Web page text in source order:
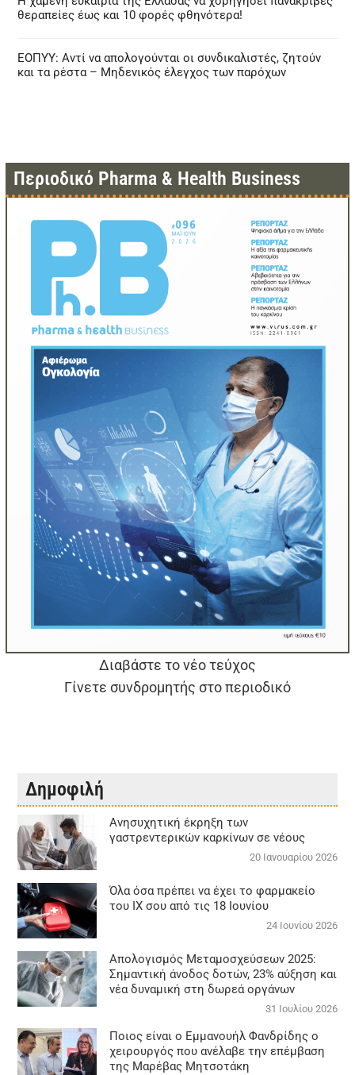
θεραπείες έως και 10 φορές φθηνότερα!
ΕΟΠΥΥ: Αντί να απολογούνται οι συνδικαλιστές, ζητούν
και τα ρέστα – Μηδενικός έλεγχος των παρόχων
Περιοδικό Pharma & Health Business
Διαβάστε το νέο τεύχος
Γίνετε συνδρομητής στο περιοδικό
Δημοφιλή
Aνησυχητική έκρηξη των
γαστρεντερικών καρκίνων σε νέους
20 Ιανουαρίου 2026
Όλα όσα πρέπει να έχει το φαρμακείο
του ΙΧ σου από τις 18 Ιουνίου
24 Ιουνίου 2026
Απολογισμός Μεταμοσχεύσεων 2025:
Σημαντική άνοδος δοτών, 23% αύξηση και
νέα δυναμική στη δωρεά οργάνων
31 Ιουλίου 2026
Ποιος είναι ο Εμμανουήλ Φανδρίδης ο
χειρουργός που ανέλαβε την επέμβαση
της Μαρέβας Μητσοτάκη